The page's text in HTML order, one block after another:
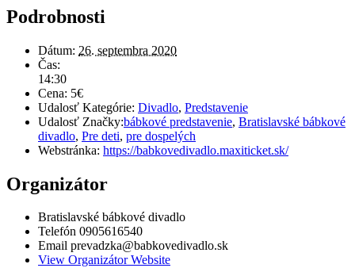
Podrobnosti
Dátum: 26. septembra 2020
Čas:
14:30
Cena: 5€
Udalosť Kategórie: Divadlo, Predstavenie
Udalosť Značky:bábkové predstavenie, Bratislavské bábkové
divadlo, Pre deti, pre dospelých
Webstránka: https://babkovedivadlo.maxiticket.sk/
Organizátor
Bratislavské bábkové divadlo
Telefón 0905616540
Email prevadzka@babkovedivadlo.sk
View Organizátor Website